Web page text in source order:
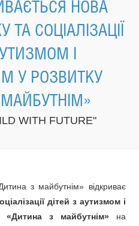
НОВА
СОЦІАЛІЗАЦІЇ
І
У РОЗВИТКУ
WITH FUTURE"
з майбутнім» відкриває
дітей з аутизмом і
«Дитина з майбутнім»на